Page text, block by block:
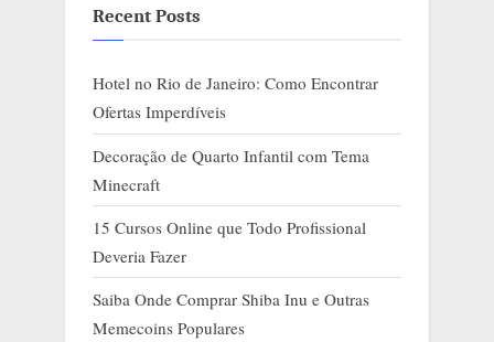
Recent Posts
Hotel no Rio de Janeiro: Como Encontrar
Ofertas Imperdíveis
Decoração de Quarto Infantil com Tema
Minecraft
15 Cursos Online que Todo Profissional
Deveria Fazer
Saiba Onde Comprar Shiba Inu e Outras
Memecoins Populares